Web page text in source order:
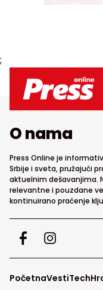
;
O nama
Press Online je
Srbije i sveta, pružajući
aktuelnim dešavanjima.
relevantne i pouzdane
kontinuirano praćenje
PočetnaVestiTech